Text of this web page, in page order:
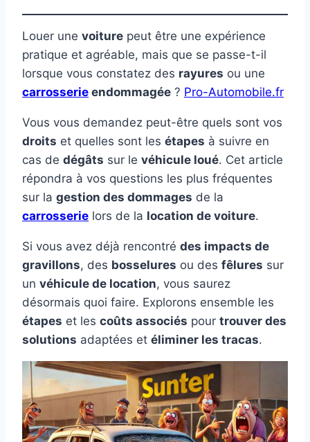
Louer une voiture peut être une expérience
pratique et agréable, mais que se passe-t-il
lorsque vous constatez des rayures ou une
carrosserie endommagée ? Pro-Automobile.fr
Vous vous demandez peut-être quels sont vos
droits et quelles sont les étapes à suivre en
cas de dégâts sur le véhicule loué. Cet article
répondra à vos questions les plus fréquentes
sur la gestion des dommages de la
carrosserie lors de la location de voiture.
Si vous avez déjà rencontré des impacts de
gravillons, des bosselures ou des fêlures sur
un véhicule de location, vous saurez
désormais quoi faire. Explorons ensemble les
étapes et les coûts associés pour trouver des
solutions adaptées et éliminer les tracas.